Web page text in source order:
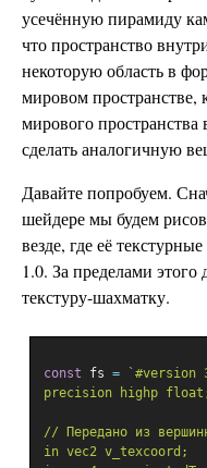
усечённую пирамиду
что пространство
некоторую область в
мировом пространстве,
мирового
сделать аналогичную
Давайте попробуем.
шейдере мы будем
везде, где её
1.0. За пределами этого
текстуру-шахматку.
const fs =
`#version
precision highp
// Передано из
in vec2 v_texcoord;